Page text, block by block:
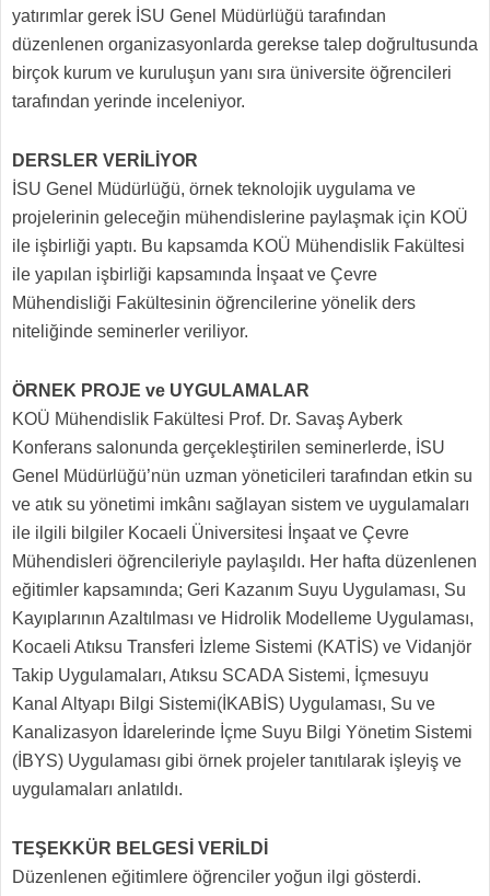
yatırımlar gerek İSU Genel Müdürlüğü tarafından
düzenlenen organizasyonlarda gerekse talep doğrultusunda
birçok kurum ve kuruluşun yanı sıra üniversite öğrencileri
tarafından yerinde inceleniyor.
DERSLER VERİLİYOR
İSU Genel Müdürlüğü, örnek teknolojik uygulama ve
projelerinin geleceğin mühendislerine paylaşmak için KOÜ
ile işbirliği yaptı. Bu kapsamda KOÜ Mühendislik Fakültesi
ile yapılan işbirliği kapsamında İnşaat ve Çevre
Mühendisliği Fakültesinin öğrencilerine yönelik ders
niteliğinde seminerler veriliyor.
ÖRNEK PROJE ve UYGULAMALAR
KOÜ Mühendislik Fakültesi Prof. Dr. Savaş Ayberk
Konferans salonunda gerçekleştirilen seminerlerde, İSU
Genel Müdürlüğü’nün uzman yöneticileri tarafından etkin su
ve atık su yönetimi imkânı sağlayan sistem ve uygulamaları
ile ilgili bilgiler Kocaeli Üniversitesi İnşaat ve Çevre
Mühendisleri öğrencileriyle paylaşıldı. Her hafta düzenlenen
eğitimler kapsamında; Geri Kazanım Suyu Uygulaması, Su
Kayıplarının Azaltılması ve Hidrolik Modelleme Uygulaması,
Kocaeli Atıksu Transferi İzleme Sistemi (KATİS) ve Vidanjör
Takip Uygulamaları, Atıksu SCADA Sistemi, İçmesuyu
Kanal Altyapı Bilgi Sistemi(İKABİS) Uygulaması, Su ve
Kanalizasyon İdarelerinde İçme Suyu Bilgi Yönetim Sistemi
(İBYS) Uygulaması gibi örnek projeler tanıtılarak işleyiş ve
uygulamaları anlatıldı.
TEŞEKKÜR BELGESİ VERİLDİ
Düzenlenen eğitimlere öğrenciler yoğun ilgi gösterdi.